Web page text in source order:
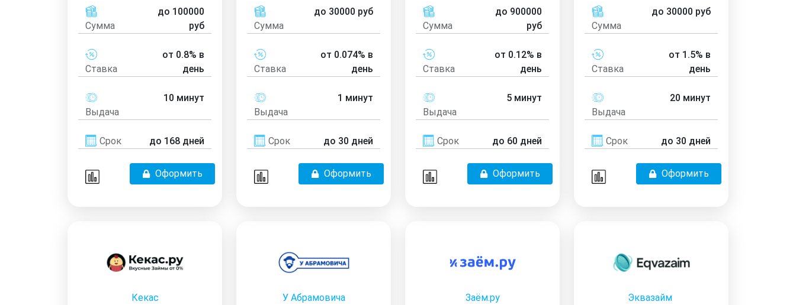
Сумма
до 100000
руб
Ставка
от 0.8% в
день
Выдача
10 минут
Срок до 168 дней
Оформить
Сумма
до 30000 руб
Ставка
от 0.074% в
день
Выдача
1 минут
Срок до 30 дней
Оформить
Сумма
до 900000
руб
Ставка
от 0.12% в
день
Выдача
5 минут
Срок до 60 дней
Оформить
Сумма
до 30000 руб
Ставка
от 1.5% в
день
Выдача
20 минут
Срок до 30 дней
Оформить
Кекас У Абрамовича Заём.ру Эквазайм